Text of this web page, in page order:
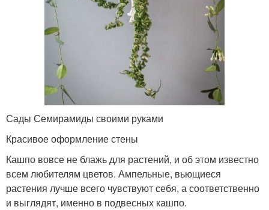
Сады Семирамиды своими руками
Красивое оформление стены
Кашпо вовсе не блажь для растений, и об этом известно
всем любителям цветов. Ампельные, вьющиеся
растения лучше всего чувствуют себя, а соответственно
и выглядят, именно в подвесных кашпо.